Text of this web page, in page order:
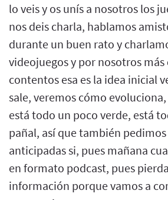
lo veis y os unís a nosotros los
nos deis charla, hablamos
durante un buen rato y
videojuegos y por nosotros
contentos esa es la idea inicial
sale, veremos cómo
está todo un poco verde, está
pañal, así que también
anticipadas si, pues mañana
en formato podcast, pues
información porque vamos a